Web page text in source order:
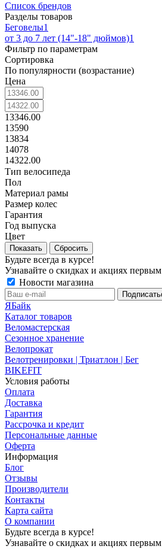
Список брендов
Разделы товаров
Беговелы1
от 3 до 7 лет (14"-18" дюймов)1
Фильтр по параметрам
Сортировка
По популярности (возрастание)
Цена
13346.00
13590
13834
14078
14322.00
Тип велосипеда
Пол
Материал рамы
Размер колес
Гарантия
Год выпуска
Цвет
Сбросить
Будьте всегда в курсе!
Узнавайте о скидках и акциях первым
Новости магазина
ЯБайк
Каталог товаров
Веломастерская
Сезонное хранение
Велопрокат
Велотренировки | Триатлон | Бег
BIKEFIT
Условия работы
Оплата
Доставка
Гарантия
Рассрочка и кредит
Персональные данные
Оферта
Информация
Блог
Отзывы
Производители
Контакты
Карта сайта
О компании
Будьте всегда в курсе!
Узнавайте о скидках и акциях первым